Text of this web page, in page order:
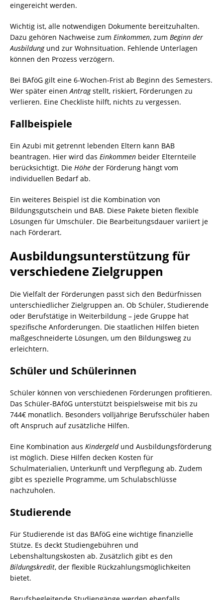
eingereicht werden.
Wichtig ist, alle notwendigen Dokumente bereitzuhalten.
Dazu gehören Nachweise zum Einkommen, zum Beginn der
Ausbildungund zur Wohnsituation. Fehlende Unterlagen
können den Prozess verzögern.
Bei BAföG gilt eine 6-Wochen-Frist ab Beginn des Semesters.
Wer später einenAntragstellt, riskiert, Förderungen zu
verlieren. Eine Checkliste hilft, nichts zu vergessen.
Fallbeispiele
Ein Azubi mit getrennt lebenden Eltern kann BAB
beantragen. Hier wird das Einkommen beider Elternteile
berücksichtigt. Die Höhe der Förderung hängt vom
individuellen Bedarf ab.
Ein weiteres Beispiel ist die Kombination von
Bildungsgutschein und BAB. Diese Pakete bieten flexible
Lösungen für Umschüler. Die Bearbeitungsdauer variiert je
nach Förderart.
Ausbildungsunterstützung für
verschiedene Zielgruppen
Die Vielfalt der Förderungen passt sich den Bedürfnissen
unterschiedlicher Zielgruppen an. Ob Schüler, Studierende
oder Berufstätige in Weiterbildung – jede Gruppe hat
spezifische Anforderungen. Die staatlichen Hilfen bieten
maßgeschneiderte Lösungen, um den Bildungsweg zu
erleichtern.
Schüler und Schülerinnen
Schüler können von verschiedenen Förderungen profitieren.
Das Schüler-BAföG unterstützt beispielsweise mit bis zu
744€ monatlich. Besonders volljährige Berufsschüler haben
oft Anspruch auf zusätzliche Hilfen.
Eine Kombination aus Kindergeldund Ausbildungsförderung
ist möglich. Diese Hilfen decken Kosten für
Schulmaterialien, Unterkunft und Verpflegung ab. Zudem
gibt es spezielle Programme, um Schulabschlüsse
nachzuholen.
Studierende
Für Studierende ist das BAföG eine wichtige finanzielle
Stütze. Es deckt Studiengebühren und
Lebenshaltungskosten ab. Zusätzlich gibt es den
Bildungskredit, der flexible Rückzahlungsmöglichkeiten
bietet.